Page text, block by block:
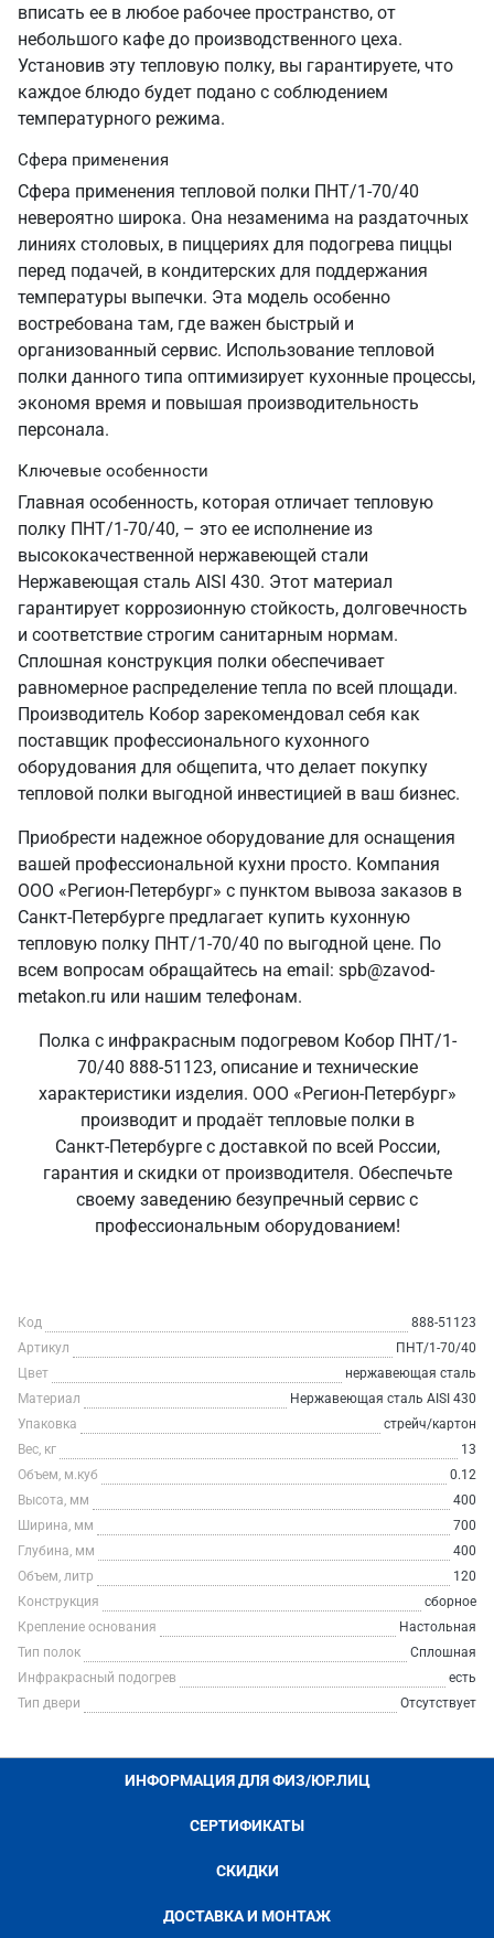
вписать ее в любое рабочее пространство, от
небольшого кафе до производственного цеха.
Установив эту тепловую полку, вы гарантируете, что
каждое блюдо будет подано с соблюдением
температурного режима.
Сфера применения
Сфера применения тепловой полки ПНТ/1-70/40
невероятно широка. Она незаменима на раздаточных
линиях столовых, в пиццериях для подогрева пиццы
перед подачей, в кондитерских для поддержания
температуры выпечки. Эта модель особенно
востребована там, где важен быстрый и
организованный сервис. Использование тепловой
полки данного типа оптимизирует кухонные процессы,
экономя время и повышая производительность
персонала.
Ключевые особенности
Главная особенность, которая отличает тепловую
полку ПНТ/1-70/40, – это ее исполнение из
высококачественной нержавеющей стали
Нержавеющая сталь AISI 430. Этот материал
гарантирует коррозионную стойкость, долговечность
и соответствие строгим санитарным нормам.
Сплошная конструкция полки обеспечивает
равномерное распределение тепла по всей площади.
Производитель Кобор зарекомендовал себя как
поставщик профессионального кухонного
оборудования для общепита, что делает покупку
тепловой полки выгодной инвестицией в ваш бизнес.
Приобрести надежное оборудование для оснащения
вашей профессиональной кухни просто. Компания
ООО «Регион-Петербург» с пунктом вывоза заказов в
Санкт‑Петербурге предлагает купить кухонную
тепловую полку ПНТ/1-70/40 по выгодной цене. По
всем вопросам обращайтесь на email: spb@zavod-
metakon.ru или нашим телефонам.
Полка с инфракрасным подогревом Кобор ПНТ/1-
70/40 888-51123, описание и технические
характеристики изделия. ООО «Регион-Петербург»
производит и продаёт тепловые полки в
Санкт‑Петербурге с доставкой по всей России,
гарантия и скидки от производителя. Обеспечьте
своему заведению безупречный сервис с
профессиональным оборудованием!
Код
888-51123
Артикул
ПНТ/1-70/40
Цвет
нержавеющая сталь
Материал
Нержавеющая сталь AISI 430
Упаковка
стрейч/картон
Вес, кг
13
Объем, м.куб
0.12
Высота, мм
400
Ширина, мм
700
Глубина, мм
400
Объем, литр
120
Конструкция
сборное
Крепление основания
Настольная
Тип полок
Сплошная
Инфракрасный подогрев
есть
Тип двери
Отсутствует
ИНФОРМАЦИЯ ДЛЯ ФИЗ/ЮР.ЛИЦ
СЕРТИФИКАТЫ
СКИДКИ
ДОСТАВКА И МОНТАЖ